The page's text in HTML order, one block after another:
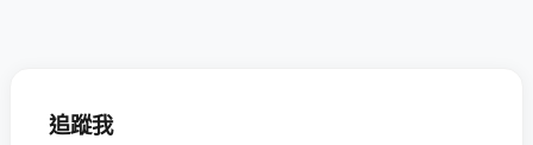
追蹤我